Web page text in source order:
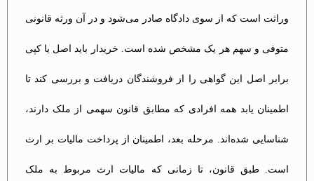
وراثت است که از سوی دادگاه صادر می‌شود و در آن ورثه قانونی
متوفی و سهم هر یک مشخص شده است. خریدار باید اصل یا کپی
برابر اصل این گواهی را از فروشندگان دریافت و بررسی کند تا
اطمینان یابد همه افرادی که مطابق قانون سهمی از ملک دارند،
شناسایی شده‌اند. مرحله بعد، اطمینان از پرداخت مالیات بر ارث
است. طبق قانون، تا زمانی که مالیات ارث مربوط به ملک